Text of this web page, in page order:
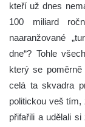
kteří už dnes
100 miliard
naaranžované
dne“? Tohle
který se
celá ta skvadra
politickou veš tím,
přifařili a udělali si